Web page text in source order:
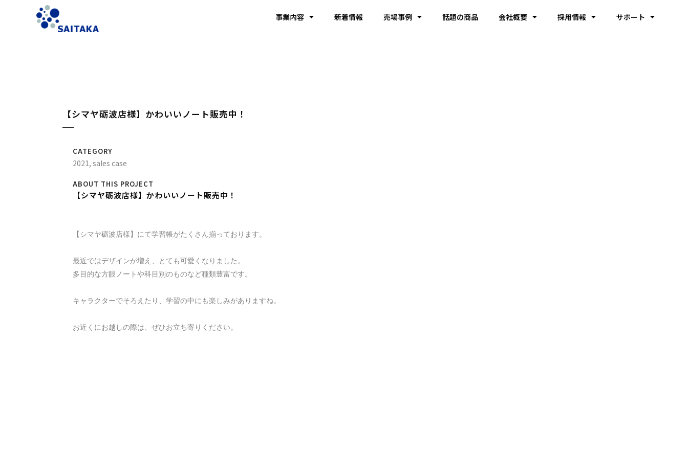
事業内容 新着情報 売場事例 話題の商品 会社概要 採用情報 サポート
【シマヤ砺波店様】かわいいノート販売中！
CATEGORY
2021, sales case
ABOUT THIS PROJECT
【シマヤ砺波店様】かわいいノート販売中！
【シマヤ砺波店様】にて学習帳がたくさん揃っております。
最近ではデザインが増え、とても可愛くなりました。
多目的な方眼ノートや科目別のものなど種類豊富です。
キャラクターでそろえたり、学習の中にも楽しみがありますね。
お近くにお越しの際は、ぜひお立ち寄りください。